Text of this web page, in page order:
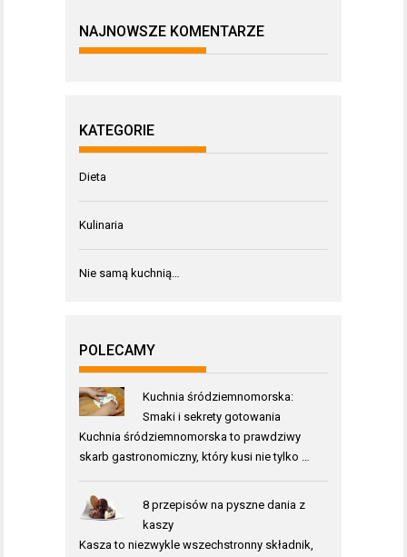
NAJNOWSZE KOMENTARZE
KATEGORIE
Dieta
Kulinaria
Nie samą kuchnią…
POLECAMY
Kuchnia śródziemnomorska:
Smaki i sekrety gotowania
Kuchnia śródziemnomorska to prawdziwy
skarb gastronomiczny, który kusi nie tylko …
8 przepisów na pyszne dania z
kaszy
Kasza to niezwykle wszechstronny składnik,